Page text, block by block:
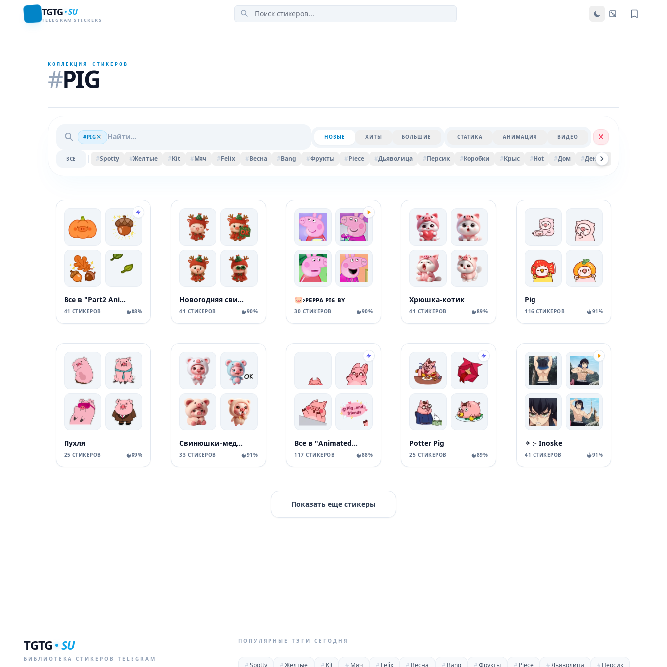
TGTG SU
TELEGRAM STICKERS
КОЛЛЕКЦИЯ СТИКЕРОВ
#PIG
#PIG НОВЫЕ ХИТЫ БОЛЬШИЕ СТАТИКА АНИМАЦИЯ ВИДЕО
ВСЕ #Spotty #Желтые #Kit #Мяч #Felix #Весна #Bang #Фрукты #Piece #Дьяволица #Персик #Коробки #Крыс #Hot #Дом #Деньги
Все в "Part2 AnimatedPigValera
41 СТИКЕРОВ 88%
Новогодняя свинка
41 СТИКЕРОВ 90%
🐷›ᴘᴇᴘᴘᴀ ᴘɪɢ ʙʏ
30 СТИКЕРОВ 90%
Хрюшка-котик
41 СТИКЕРОВ 89%
Pig
116 СТИКЕРОВ 91%
Пухля
25 СТИКЕРОВ 89%
Свинюшки-медведи
33 СТИКЕРОВ 91%
Все в "AnimatedPigValera
117 СТИКЕРОВ 88%
Potter Pig
25 СТИКЕРОВ 89%
✧ :- Inoske
41 СТИКЕРОВ 91%
Показать еще стикеры
TGTG SU
БИБЛИОТЕКА СТИКЕРОВ TELEGRAM
ПОПУЛЯРНЫЕ ТЭГИ СЕГОДНЯ
#Spotty #Желтые # Kit # Мяч # Felix # Весна # Bang #Фрукты # Piece #Дьяволица # Персик